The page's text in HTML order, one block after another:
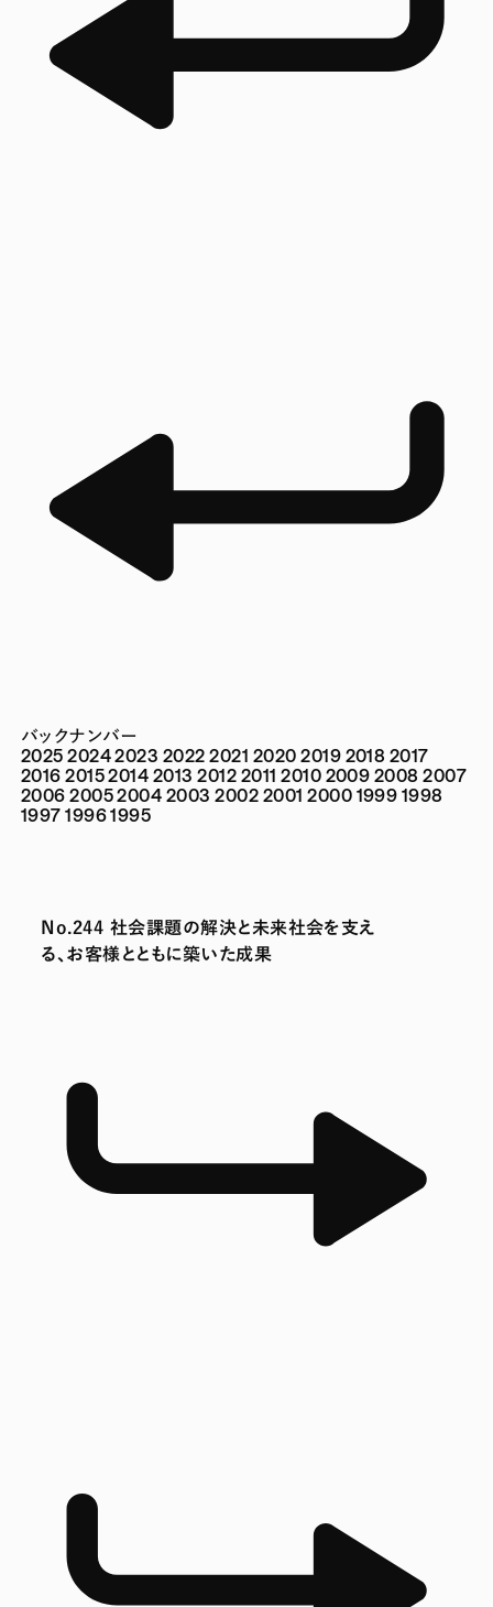
バックナンバー
2025 20242023 2022 2021 2020 2019 2018 2017
2016 20152014 2013 2012 2011 2010 2009 2008 2007
2006 20052004 2003 2002 2001 2000 1999 1998
1997 19961995
No.244 社会課題の解決と未来社会を支え
る、お客様とともに築いた成果